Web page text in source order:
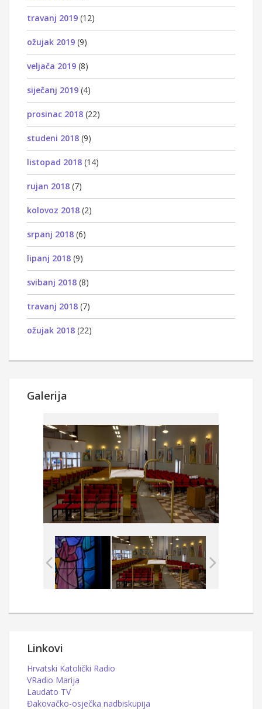
travanj 2019 (12)
ožujak 2019 (9)
veljača 2019 (8)
siječanj 2019 (4)
prosinac 2018 (22)
studeni 2018 (9)
listopad 2018 (14)
rujan 2018 (7)
kolovoz 2018 (2)
srpanj 2018 (6)
lipanj 2018 (9)
svibanj 2018 (8)
travanj 2018 (7)
ožujak 2018 (22)
Galerija
Linkovi
Hrvatski Katolički Radio
VRadio Marija
Laudato TV
Đakovačko-osječka nadbiskupija